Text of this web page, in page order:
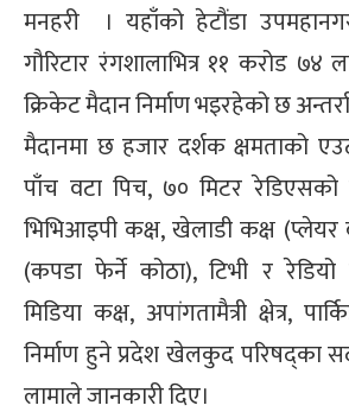
मनहरी । यहाँको हेटौंडा
गौरिटार रंगशालाभित्र ११ करोड ७४
क्रिकेट मैदान निर्माण भइरहेको छ
मैदानमा छ हजार दर्शक क्षमताको
पाँच वटा पिच, ७० मिटर रेडिएसको
भिभिआइपी कक्ष, खेलाडी कक्ष
(कपडा फेर्ने कोठा), टिभी र रेडियो
मिडिया कक्ष, अपांगतामैत्री क्षेत्र,
निर्माण हुने प्रदेश खेलकुद परिषद्का
लामाले जानकारी दिए।